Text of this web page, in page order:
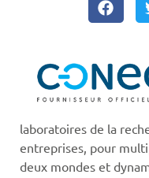
laboratoires de la
entreprises, pour
deux mondes et